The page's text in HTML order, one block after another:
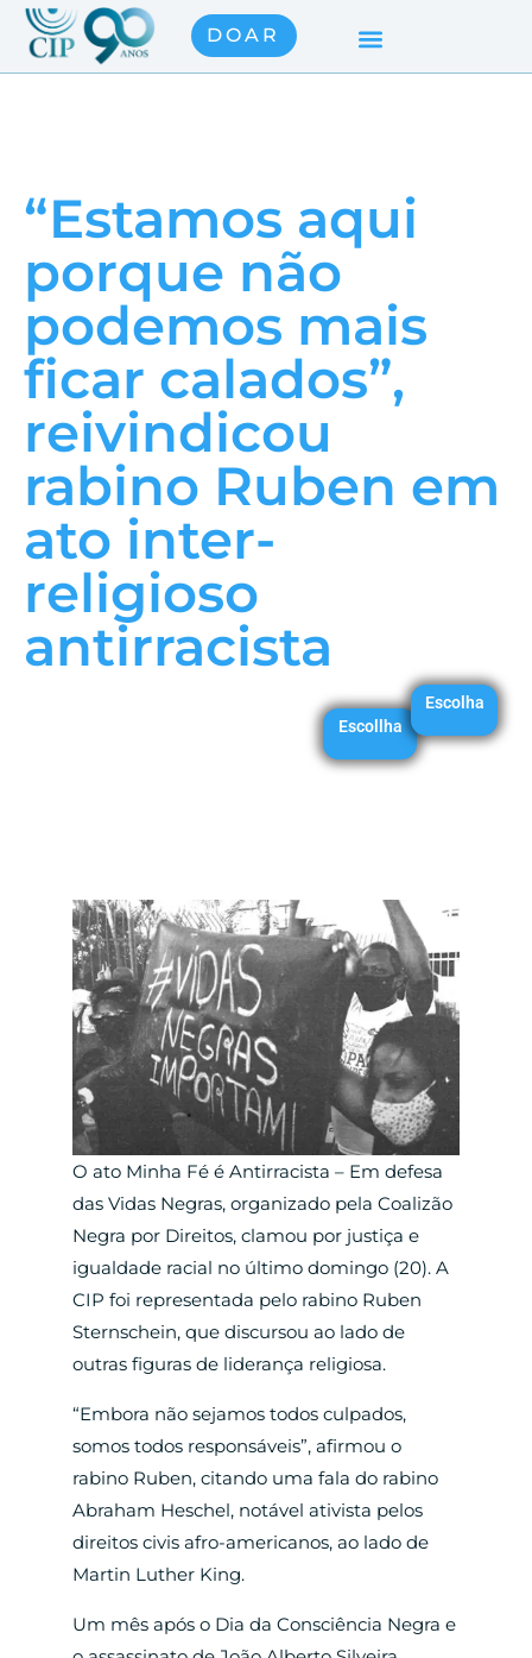
DOAR
“Estamos aqui
porque não
podemos mais
ficar calados”,
reivindicou
rabino Ruben em
ato inter-
religioso
antirracista
Escollha
Escolha
O ato Minha Fé é Antirracista – Em defesa
das Vidas Negras, organizado pela Coalizão
Negra por Direitos, clamou por justiça e
igualdade racial no último domingo (20). A
CIP foi representada pelo rabino Ruben
Sternschein, que discursou ao lado de
outras figuras de liderança religiosa.
“Embora não sejamos todos culpados,
somos todos responsáveis”, afirmou o
rabino Ruben, citando uma fala do rabino
Abraham Heschel, notável ativista pelos
direitos civis afro-americanos, ao lado de
Martin Luther King.
Um mês após o Dia da Consciência Negra e